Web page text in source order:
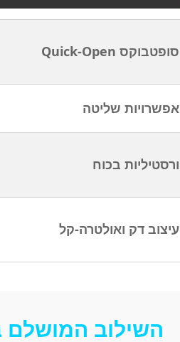
סופטבוקס Quick-Open
אפשרויות שליטה
ורסטיליות בכוח
עיצוב דק ואולטרה-קל
השילוב המושלם